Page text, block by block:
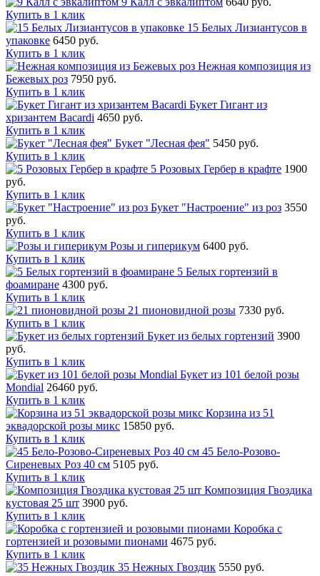
Купить в 1 клик
15 Белых Лизиантусов в
упаковке 6450 руб.
Купить в 1 клик
Нежная композиция из
Бежевых роз 7950 руб.
Купить в 1 клик
Букет Гигант из
хризантем Bacardi 4650 руб.
Купить в 1 клик
Букет "Лесная фея" 5450 руб.
Купить в 1 клик
5 Розовых Гербер в крафте 1900
руб.
Купить в 1 клик
Букет "Настроение" из роз 3550
руб.
Купить в 1 клик
Розы и гиперикум 6400 руб.
Купить в 1 клик
5 Белых гортензий в
фоамиране 4300 руб.
Купить в 1 клик
21 пионовидной розы 7330 руб.
Купить в 1 клик
Букет из белых гортензий 3900
руб.
Купить в 1 клик
Букет из 101 белой розы
Mondial 26460 руб.
Купить в 1 клик
Корзина из 51
эквадорской розы микс 15850 руб.
Купить в 1 клик
45 Бело-Розово-
Сиреневых Роз 40 см 5105 руб.
Купить в 1 клик
Композиция Гвоздика
кустовая 25 шт 3900 руб.
Купить в 1 клик
Коробка с
гортензией и розовыми пионами 4675 руб.
Купить в 1 клик
35 Нежных Гвоздик 5550 руб.